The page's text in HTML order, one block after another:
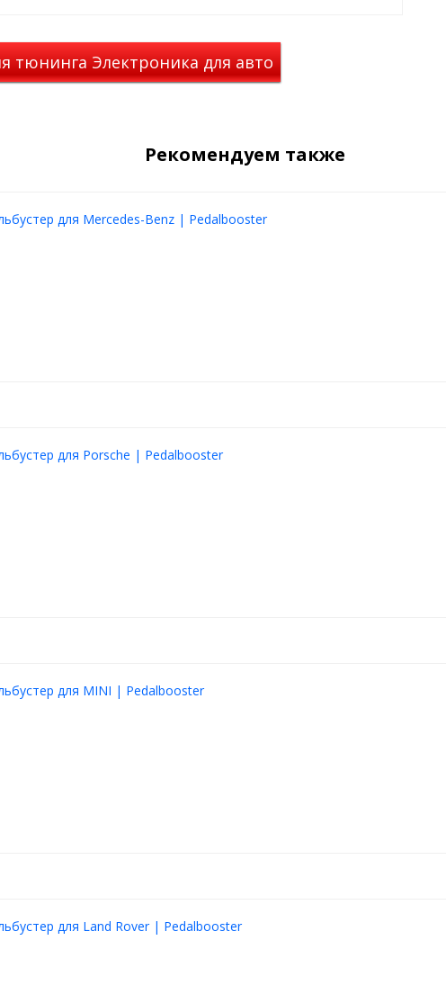
реакцию двигателя на
марок.
SPRINTBOOSTER, Jetter
регионах.
тюнинга Электроника для авто
Рекомендуем также
для Mercedes-Benz | Pedalbooster
для Porsche | Pedalbooster
для MINI | Pedalbooster
для Land Rover | Pedalbooster